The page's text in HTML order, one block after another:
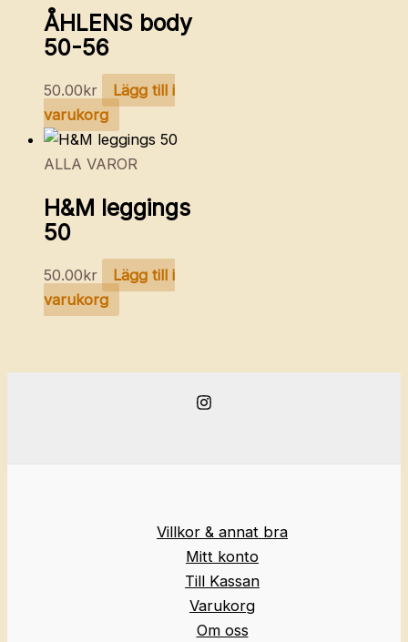
ÅHLENS body
50-56
50.00kr
Lägg till i
varukorg
ALLA VAROR
H&M leggings
50
50.00kr
Lägg till i
varukorg
Villkor & annat bra
Mitt konto
Till Kassan
Varukorg
Om oss